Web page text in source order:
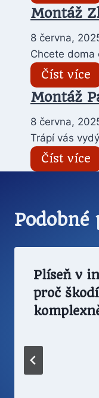
Montáž
8 června,
Chcete
Číst více
Montáž
8 června,
Trápí vás
Číst více
Podobné
Plíseň v
proč